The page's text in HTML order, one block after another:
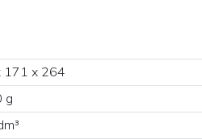
171 x 264
g